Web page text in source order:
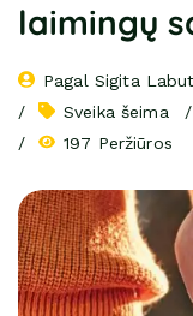
laimingų
Pagal Sigita
Sveika šeima
197 Peržiūros